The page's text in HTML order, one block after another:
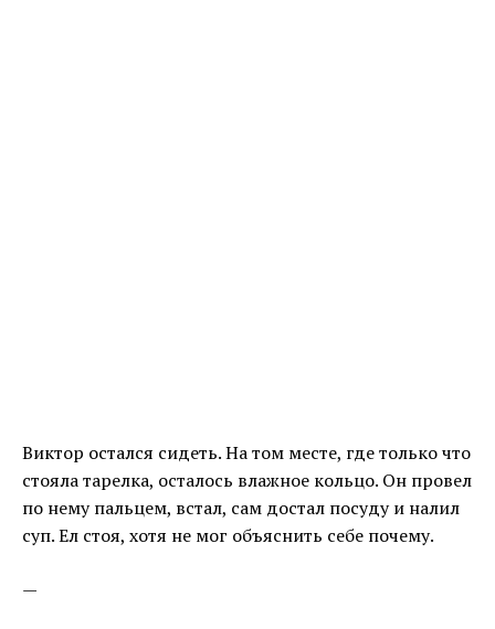
Виктор остался сидеть. На том месте, где только что
стояла тарелка, осталось влажное кольцо. Он провел
по нему пальцем, встал, сам достал посуду и налил
суп. Ел стоя, хотя не мог объяснить себе почему.
—